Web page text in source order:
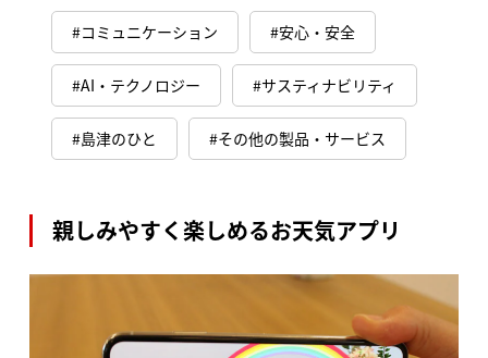
コミュニケーション 安心・安全
AI・テクノロジー サスティナビリティ
島津のひと その他の製品・サービス
親しみやすく楽しめるお天気アプリ